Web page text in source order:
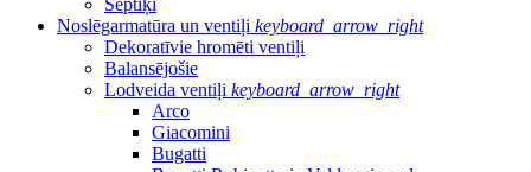
Septiķi
Noslēgarmatūra un ventiļi keyboard_arrow_right
Dekoratīvie hromēti ventiļi
Balansējošie
Lodveida ventiļi keyboard_arrow_right
Arco
Giacomini
Bugatti